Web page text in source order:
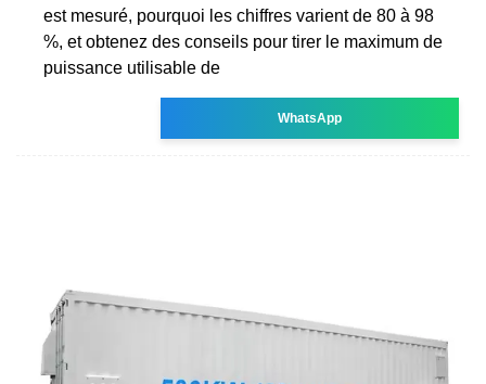
est mesuré, pourquoi les chiffres varient de 80 à 98
%, et obtenez des conseils pour tirer le maximum de
puissance utilisable de
WhatsApp